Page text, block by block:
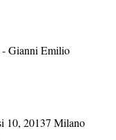
Gianni Emilio
10, 20137 Milano